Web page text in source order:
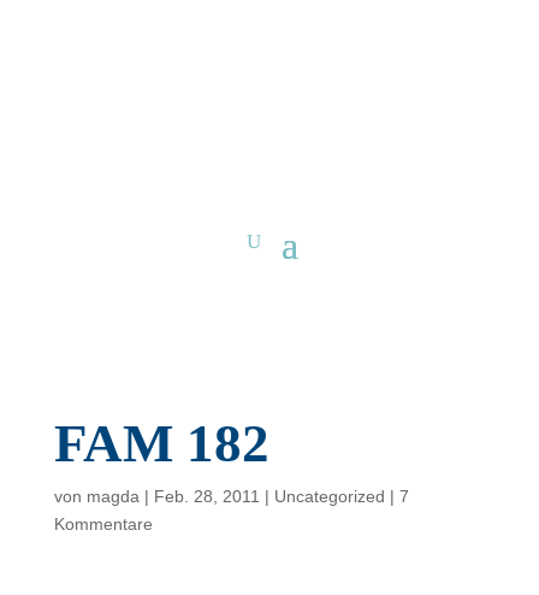
FAM 182
von magda | Feb. 28, 2011 | Uncategorized | 7
Kommentare